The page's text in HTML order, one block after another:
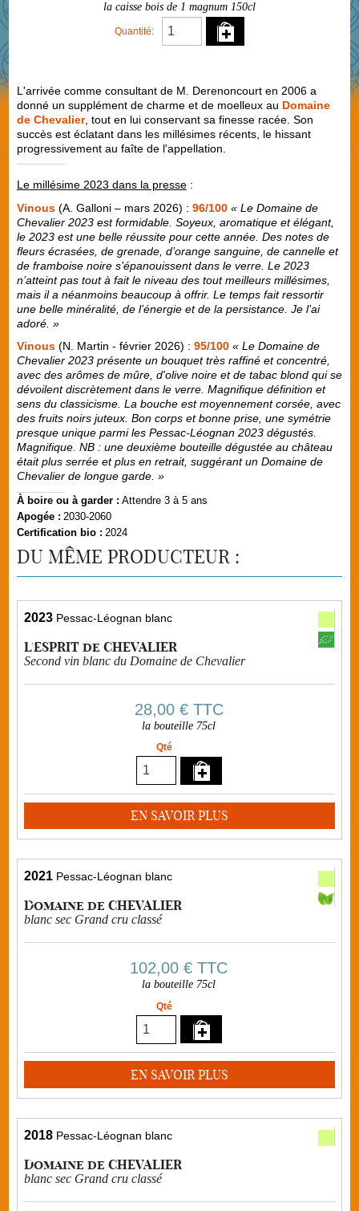
la caisse bois de 1 magnum 150cl
Quantité:
L'arrivée comme consultant de M. Derenoncourt en 2006 a
donné un supplément de charme et de moelleux au Domaine
de Chevalier, tout en lui conservant sa finesse racée. Son
succès est éclatant dans les millésimes récents, le hissant
progressivement au faîte de l'appellation.
Le millésime 2023 dans la presse:
Vinous (A. Galloni – mars 2026) : 96/100 « Le Domaine de
Chevalier 2023 est formidable. Soyeux, aromatique et élégant,
le 2023 est une belle réussite pour cette année. Des notes de
fleurs écrasées, de grenade, d’orange sanguine, de cannelle et
de framboise noire s’épanouissent dans le verre. Le 2023
n’atteint pas tout à fait le niveau des tout meilleurs millésimes,
mais il a néanmoins beaucoup à offrir. Le temps fait ressortir
une belle minéralité, de l’énergie et de la persistance. Je l’ai
adoré. »
Vinous (N. Martin - février 2026) : 95/100 « Le Domaine de
Chevalier 2023 présente un bouquet très raffiné et concentré,
avec des arômes de mûre, d'olive noire et de tabac blond qui se
dévoilent discrètement dans le verre. Magnifique définition et
sens du classicisme. La bouche est moyennement corsée, avec
des fruits noirs juteux. Bon corps et bonne prise, une symétrie
presque unique parmi les Pessac-Léognan 2023 dégustés.
Magnifique. NB : une deuxième bouteille dégustée au château
était plus serrée et plus en retrait, suggérant un Domaine de
Chevalier de longue garde. »
À boire ou à garder : Attendre 3 à 5 ans
Apogée : 2030-2060
Certification bio : 2024
DU MÊME PRODUCTEUR :
2023 Pessac-Léognan blanc
L'ESPRIT de CHEVALIER
Second vin blanc du Domaine de Chevalier
28,00 €TTC
la bouteille 75cl
Qté
EN SAVOIR PLUS
2021 Pessac-Léognan blanc
Domaine de CHEVALIER
blanc sec Grand cru classé
102,00 € TTC
la bouteille 75cl
Qté
EN SAVOIR PLUS
2018 Pessac-Léognan blanc
Domaine de CHEVALIER
blanc sec Grand cru classé